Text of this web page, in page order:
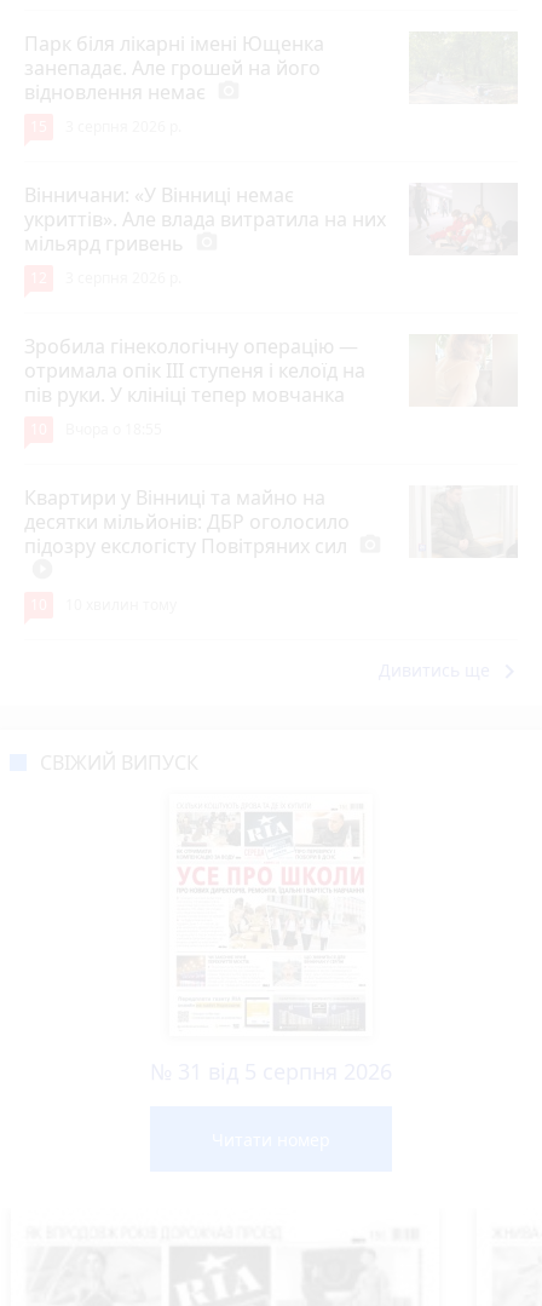
Парк біля лікарні імені Ющенка
занепадає. Але грошей на його
відновлення немає
Вінничани: «У Вінниці немає
укриттів». Але влада витратила на них
мільярд гривень
Зробила гінекологічну операцію —
отримала опік ІІІ ступеня і келоїд на
пів руки. У клініці тепер мовчанка
Квартири у Вінниці та майно на
десятки мільйонів: ДБР оголосило
підозру екслогісту Повітряних сил